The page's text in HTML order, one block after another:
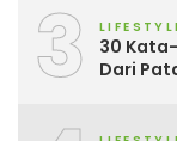
3
30
Dari